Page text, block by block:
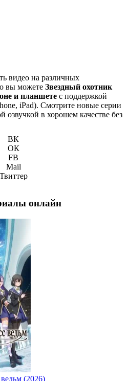
видео на различных
вы можете Звездный охотник
и планшете с поддержкой
iPad). Смотрите новые серии
озвучкой в хорошем качестве без
ВК
ОК
FB
Mail
Твиттер
онлайн
(2026)